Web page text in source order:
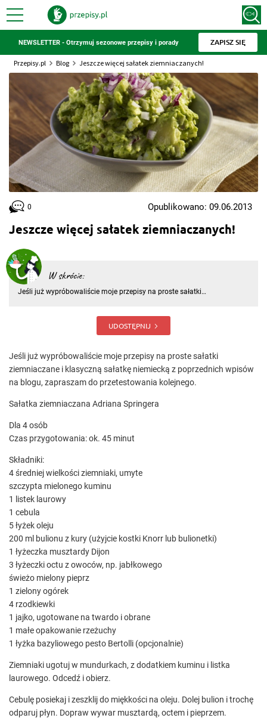
NEWSLETTER - Otrzymuj sezonowe przepisy i porady ZAPISZ SIĘ
Przepisy.pl Blog Jeszcze więcej sałatek ziemniaczanych!
Jeszcze więcej sałatek ziemniaczanych!
W skrócie:
Jeśli już wypróbowaliście moje przepisy na proste sałatki
Adriana Springera Dla 4 osób Czas przygotowania: ok. 45 minut
UDOSTĘPNIJ
0 Opublikowano: 09.06.2013
Jeśli już wypróbowaliście moje przepisy na proste sałatki
ziemniaczane i klasyczną sałatkę niemiecką z poprzednich wpisów
na blogu, zapraszam do przetestowania kolejnego.
Sałatka ziemniaczana Adriana Springera
Dla 4 osób
Czas przygotowania: ok. 45 minut
Składniki:
4 średniej wielkości ziemniaki, umyte
szczypta mielonego kuminu
1 listek laurowy
1 cebula
5 łyżek oleju
200 ml bulionu z kury (użyjcie kostki Knorr lub bulionetki)
1 łyżeczka musztardy Dijon
3 łyżeczki octu z owoców, np. jabłkowego
świeżo mielony pieprz
1 zielony ogórek
4 rzodkiewki
1 jajko, ugotowane na twardo i obrane
1 małe opakowanie rzeżuchy
1 łyżka bazyliowego pesto Bertolli (opcjonalnie)
Ziemniaki ugotuj w mundurkach, z dodatkiem kuminu i listka
laurowego. Odcedź i obierz.
Cebulę posiekaj i zeszklij do miękkości na oleju. Dolej bulion i trochę
odparuj płyn. Dopraw wywar musztardą, octem i pieprzem.